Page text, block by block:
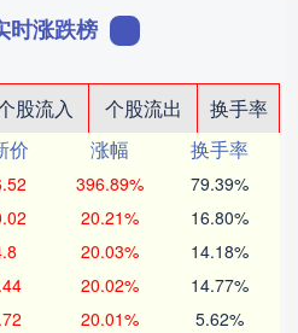
时涨跌榜
股流入 个股流出
换手率
价 涨幅
换手率
396.89% 79.39%
20.21% 16.80%
20.03% 14.18%
20.02% 14.77%
20.01% 5.62%